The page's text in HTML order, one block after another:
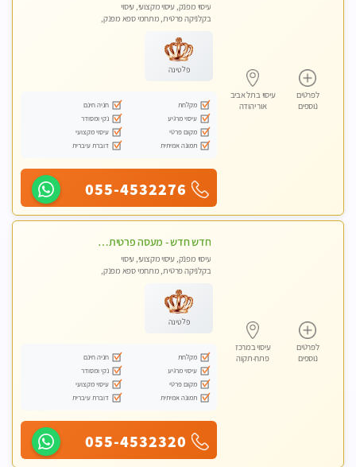
לפרטים
נוספים
עיסוי בתל אביב
אור יהודה
עיסוי מפנק, עיסוי מקצועי, עיסוי
בקלניקה פרטית, מתחמי ספא מפנק,
פלטינה
מקלחת
חניה חינם
עיסוי מרגיע
נקי ומסודר
מקום פרטי
עיסוי מקצועי
תמונה אמיתית
דוברת עיברית
055-4532276
לפרטים
נוספים
עיסוי במרכז
פתח-תקוה
חדש חדש - מעסה פרטית עיסוי מפנק לחידוש אנרגיות עיסוי חלומי מומלץ מאוד !בהוד השרון
עיסוי מפנק, עיסוי מקצועי, עיסוי
בקלניקה פרטית, מתחמי ספא מפנק,
פלטינה
מקלחת
חניה חינם
עיסוי מרגיע
נקי ומסודר
מקום פרטי
עיסוי מקצועי
תמונה אמיתית
דוברת עיברית
055-4532320